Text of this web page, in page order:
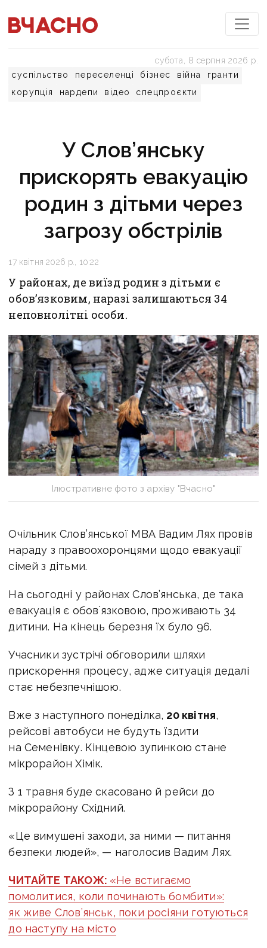
суспільство переселенці бізнес війна
гранти
корупція
нардепи відео спецпроєкти
субота, 8 серпня 2026 р.
У Слов’янську
прискорять евакуацію
родин з дітьми через
загрозу обстрілів
17 квітня 2026 р., 10:22
У районах, де виїзд родин з дітьми є
обов’язковим, наразі залишаються 34
неповнолітні особи.
Ілюстративне фото з архіву "Вчасно"
Очільник Слов’янської МВА Вадим Лях провів
нараду з правоохоронцями щодо евакуації
сімей з дітьми.
На сьогодні у районах Слов’янська, де така
евакуація є обовʼязковою, проживають 34
дитини. На кінець березня їх було 96.
Учасники зустрічі обговорили шляхи
прискорення процесу, адже ситуація дедалі
стає небезпечнішою.
Вже з наступного понеділка, 20 квітня,
рейсові автобуси не будуть їздити
на Семенівку. Кінцевою зупинкою стане
мікрорайон Хімік.
З 1 травня буде скасовано й рейси до
мікрорайону Східний.
«Це вимушені заходи, за ними — питання
безпеки людей», — наголосив Вадим Лях.
ЧИТАЙТЕ ТАКОЖ: «Не встигаємо
помолитися, коли починають бомбити»:
як живе Слов’янськ, поки росіяни готуються
до наступу на місто